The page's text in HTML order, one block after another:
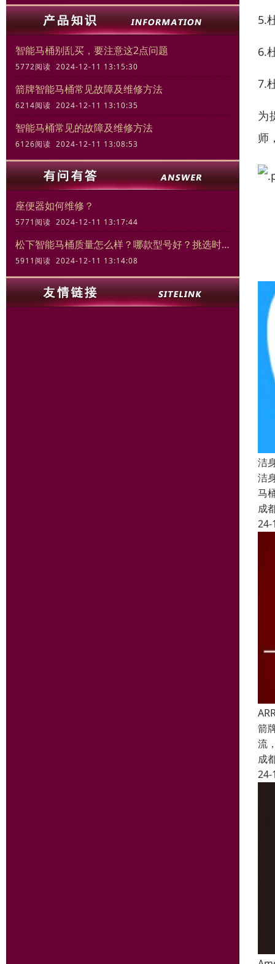
智能马桶别乱买，要注意这2点问题
5772阅读 2024-12-11 13:15:30
箭牌智能马桶常见故障及维修方法
6214阅读 2024-12-11 13:10:35
智能马桶常见的故障及维修方法
6126阅读 2024-12-11 13:08:53
座便器如何维修？
5771阅读 2024-12-11 13:17:44
松下智能马桶质量怎么样？哪款型号好？挑选时的关键要素
5911阅读 2024-12-11 13:14:08
5.
6.
7.
为
师
洁
洁
马
成
24-
箭
流
成
24-